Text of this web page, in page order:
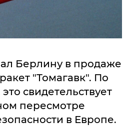
Берлину в продаже
"Томагавк". По
это свидетельствует
пересмотре
в Европе.